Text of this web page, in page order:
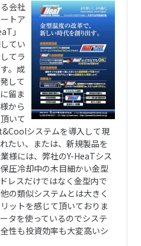
会社
トア
」
てい
てラ
。成
して
留ま
から
いて
システムを導入して現
たい、または、新規製品を
様には、弊社のY-HeaTシス
圧冷却中の木目細かい金型
レスだけではなく金型内で
の類似システムとは大きく
ットを感じて頂いておりま
タを使っているのでシステ
性も投資効率も大変高いシ